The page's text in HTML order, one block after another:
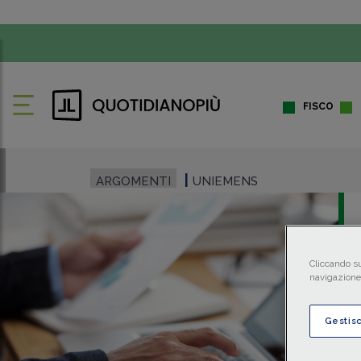
FISCO
ARGOMENTI UNIEMENS
Cliccando